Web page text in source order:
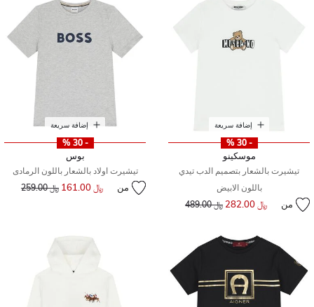
إضافة سريعة
- 30 %
موسكينو
تيشيرت بالشعار بتصميم الدب تيدي
باللون الابيض
من ﷼ 282.00 سعر مخفض من﷼ 489.00
إضافة سريعة
- 30 %
بوس
تيشيرت اولاد بالشعار باللون الرمادى
من ﷼ 161.00 سعر مخفض من
﷼ 259.00 إلى